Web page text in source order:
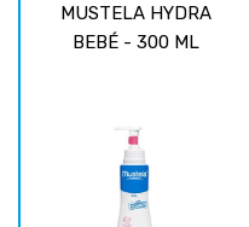
MUSTELA HYDRA
BEBÉ - 300 ML